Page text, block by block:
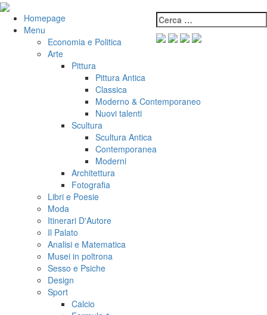
Salta
contenuto
VeniVidiVici Cerca:
Homepage
Menu
Economia e Politica
Arte
Pittura
Pittura Antica
Classica
Moderno & Contemporaneo
Nuovi talenti
Scultura
Scultura Antica
Contemporanea
Moderni
Architettura
Fotografia
Libri e Poesie
Moda
Itinerari D'Autore
Il Palato
Analisi e Matematica
Musei in poltrona
Sesso e Psiche
Design
Sport
Calcio